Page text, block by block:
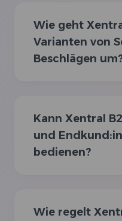
Wie geht
Varianten von
Beschlägen
Kann Xentral
und
bedienen?
Wie regelt